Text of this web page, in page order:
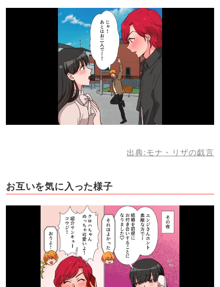
出典:モナ・リザの戯言
お互いを気に入った様子